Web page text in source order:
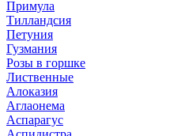
Примула
Тилландсия
Петуния
Гузмания
Розы в горшке
Лиственные
Алоказия
Аглаонема
Аспарагус